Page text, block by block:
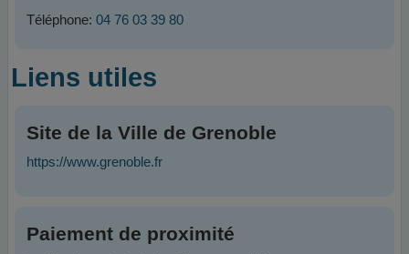
Téléphone: 04 76 03 39 80
Liens utiles
Site de la Ville de Grenoble
https://www.grenoble.fr
Paiement de proximité